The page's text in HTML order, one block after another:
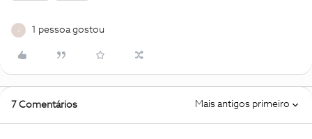
1 pessoa gostou
7 Comentários Mais antigos primeiro